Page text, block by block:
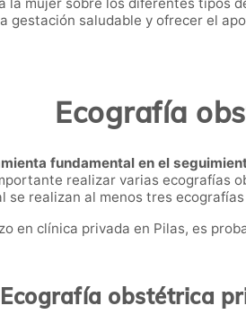
saludable y ofrecer el
Ecografía
fundamental en el
realizar varias ecografías
se realizan al menos tres
en clínica privada en Pilas, es
Ecografía obstétrica